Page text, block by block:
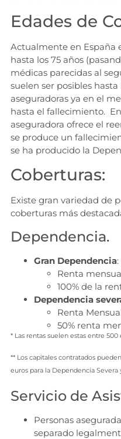
Edades de
Actualmente en España
hasta los 75 años
médicas parecidas al
suelen ser posibles
aseguradoras ya en el
hasta el fallecimiento.
aseguradora ofrece el
se produce un
se ha producido la
Coberturas:
Existe gran variedad de
coberturas más
Dependencia.
Gran Dependencia:
Renta
100% de la
Dependencia
Renta
50% renta
* Las rentas suelen estas entre
** Los capitales contratados
euros para la Dependencia
Servicio de
Personas
separado